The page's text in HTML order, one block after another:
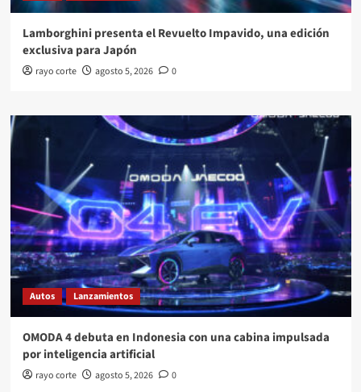
Lamborghini presenta el Revuelto Impavido, una edición
exclusiva para Japón
rayo corte agosto 5, 2026 0
Autos Lanzamientos
OMODA 4 debuta en Indonesia con una cabina impulsada
por inteligencia artificial
rayo corte agosto 5, 2026 0